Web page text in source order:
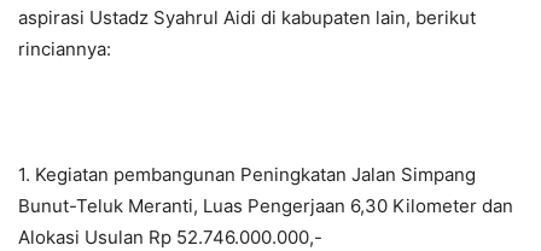
aspirasi Ustadz Syahrul Aidi di kabupaten lain, berikut
rinciannya:
1. Kegiatan pembangunan Peningkatan Jalan Simpang
Bunut-Teluk Meranti, Luas Pengerjaan 6,30 Kilometer dan
Alokasi Usulan Rp 52.746.000.000,-